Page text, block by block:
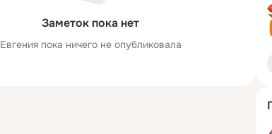
Заметок пока нет
Евгения пока ничего не опубликовала